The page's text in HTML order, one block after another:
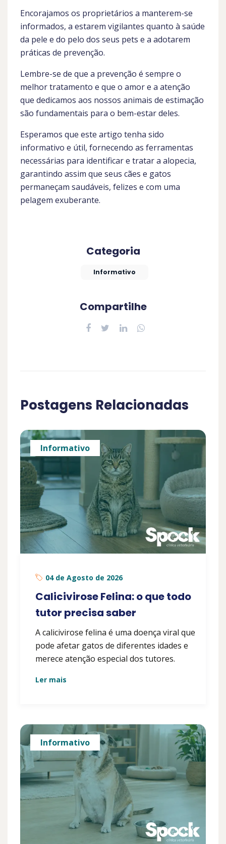
Encorajamos os proprietários a manterem-se
informados, a estarem vigilantes quanto à saúde
da pele e do pelo dos seus pets e a adotarem
práticas de prevenção.
Lembre-se de que a prevenção é sempre o
melhor tratamento e que o amor e a atenção
que dedicamos aos nossos animais de estimação
são fundamentais para o bem-estar deles.
Esperamos que este artigo tenha sido
informativo e útil, fornecendo as ferramentas
necessárias para identificar e tratar a alopecia,
garantindo assim que seus cães e gatos
permaneçam saudáveis, felizes e com uma
pelagem exuberante.
Categoria
Informativo
Compartilhe
Postagens Relacionadas
Informativo
04 de Agosto de 2026
Calicivirose Felina: o que todo
tutor precisa saber
A calicivirose felina é uma doença viral que
pode afetar gatos de diferentes idades e
merece atenção especial dos tutores.
Ler mais
Informativo